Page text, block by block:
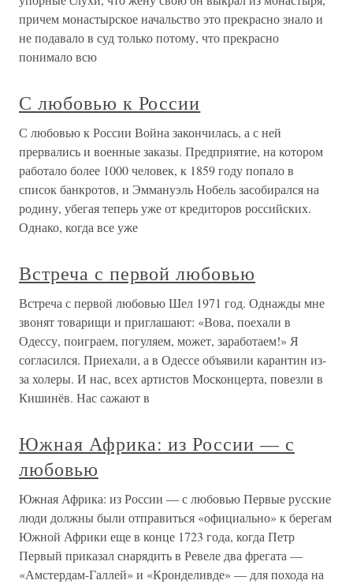
причем монастырское начальство это прекрасно знало и
не подавало в суд только потому, что прекрасно
понимало всю
С любовью к России
С любовью к России Война закончилась, а с ней
прервались и военные заказы. Предприятие, на котором
работало более 1000 человек, к 1859 году попало в
список банкротов, и Эммануэль Нобель засобирался на
родину, убегая теперь уже от кредиторов российских.
Однако, когда все уже
Встреча с первой любовью
Встреча с первой любовью Шел 1971 год. Однажды мне
звонят товарищи и приглашают: «Вова, поехали в
Одессу, поиграем, погуляем, может, заработаем!» Я
согласился. Приехали, а в Одессе объявили карантин из-
за холеры. И нас, всех артистов Москонцерта, повезли в
Кишинёв. Нас сажают в
Южная Африка: из России — с
любовью
Южная Африка: из России — с любовью Первые русские
люди должны были отправиться «официально» к берегам
Южной Африки еще в конце 1723 года, когда Петр
Первый приказал снарядить в Ревеле два фрегата —
«Амстердам-Галлей» и «Кронделивде» — для похода на